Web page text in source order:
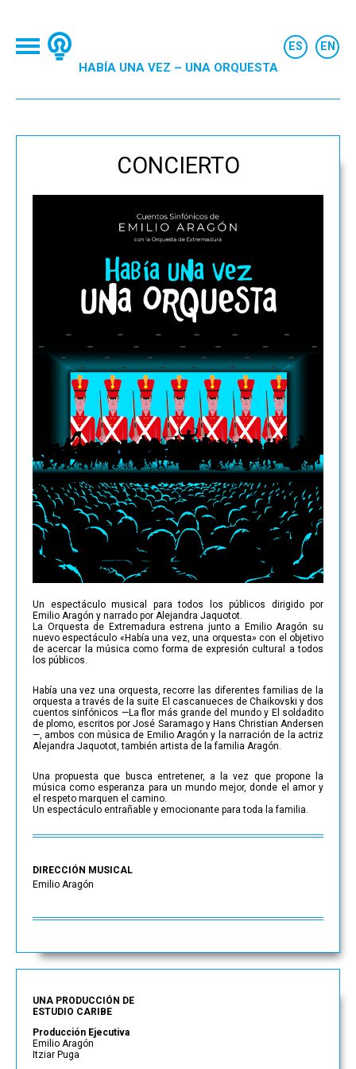
HABÍA UNA VEZ – UNA ORQUESTA
CONCIERTO
Un espectáculo musical para todos los públicos dirigido por
Emilio Aragón y narrado por Alejandra Jaquotot.
La Orquesta de Extremadura estrena junto a Emilio Aragón su
nuevo espectáculo «Había una vez, una orquesta» con el objetivo
de acercar la música como forma de expresión cultural a todos
los públicos.
Había una vez una orquesta, recorre las diferentes familias de la
orquesta a través de la suite El cascanueces de Chaikovski y dos
cuentos sinfónicos —La flor más grande del mundo y El soldadito
de plomo, escritos por José Saramago y Hans Christian Andersen
—, ambos con música de Emilio Aragón y la narración de la actriz
Alejandra Jaquotot, también artista de la familia Aragón.
Una propuesta que busca entretener, a la vez que propone la
música como esperanza para un mundo mejor, donde el amor y
el respeto marquen el camino.
Un espectáculo entrañable y emocionante para toda la familia.
DIRECCIÓN MUSICAL
Emilio Aragón
UNA PRODUCCIÓN DE
ESTUDIO CARIBE
Producción Ejecutiva
Emilio Aragón
Itziar Puga